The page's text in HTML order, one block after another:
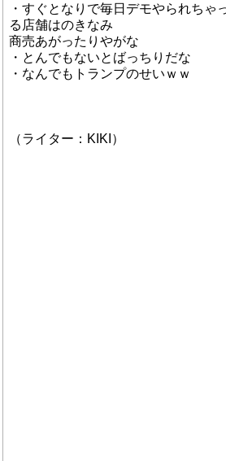
・すぐとなりで毎日デモやられちゃ
る店舗はのきなみ
商売あがったりやがな
・とんでもないとばっちりだな
・なんでもトランプのせいｗｗ
（ライター：KIKI）